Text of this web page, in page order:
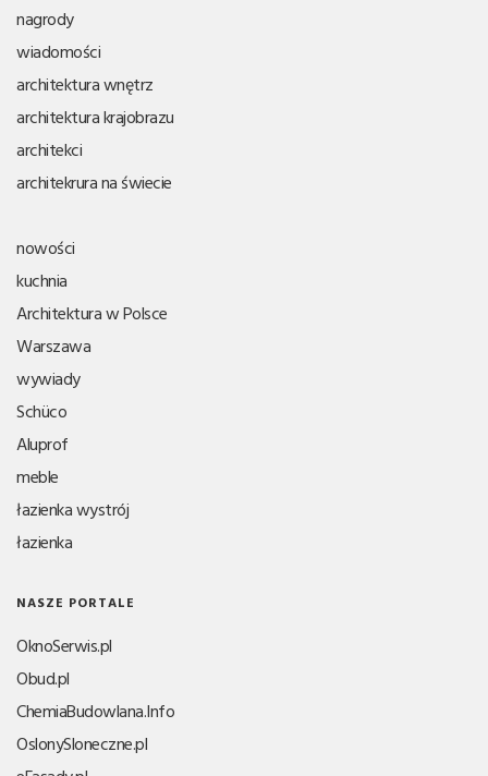
nagrody
wiadomości
architektura wnętrz
architektura krajobrazu
architekci
architekrura na świecie
nowości
kuchnia
Architektura w Polsce
Warszawa
wywiady
Schüco
Aluprof
meble
łazienka wystrój
łazienka
NASZE PORTALE
OknoSerwis.pl
Obud.pl
ChemiaBudowlana.Info
OslonySloneczne.pl